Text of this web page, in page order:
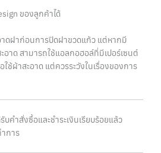
ของลูกค้าได้
าดฝาก่อนการปิดฝาขวดแก้ว แต่หากมี
อาด สามารถใช้แอลกอฮอล์ที่มีเปอร์เซนต์
ใช้ผ้าสะอาด แต่ควรระวังในเรื่องของการ
คำสั่งซื้อและชำระเงินเรียบร้อยแล้ว
ำการ